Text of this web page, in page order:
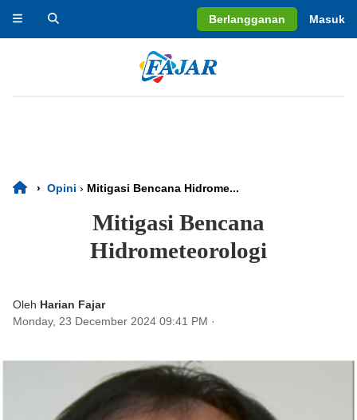
Berlangganan Masuk
› Opini › Mitigasi Bencana Hidrome...
Mitigasi Bencana
Hidrometeorologi
Oleh Harian Fajar
Monday, 23 December 2024 09:41 PM ·